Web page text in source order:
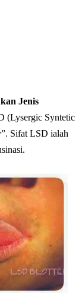
Jenis
(Lysergic Syntetic
Sifat LSD ialah